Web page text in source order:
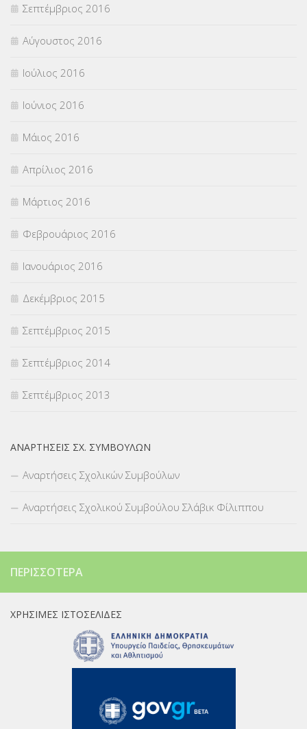
Σεπτέμβριος 2016
Αύγουστος 2016
Ιούλιος 2016
Ιούνιος 2016
Μάιος 2016
Απρίλιος 2016
Μάρτιος 2016
Φεβρουάριος 2016
Ιανουάριος 2016
Δεκέμβριος 2015
Σεπτέμβριος 2015
Σεπτέμβριος 2014
Σεπτέμβριος 2013
ΑΝΑΡΤΉΣΕΙΣ ΣΧ. ΣΥΜΒΟΎΛΩΝ
Αναρτήσεις Σχολικών Συμβούλων
Αναρτήσεις Σχολικού Συμβούλου Σλάβικ Φίλιππου
ΠΕΡΙΣΣΌΤΕΡΑ
ΧΡΉΣΙΜΕΣ ΙΣΤΟΣΕΛΊΔΕΣ